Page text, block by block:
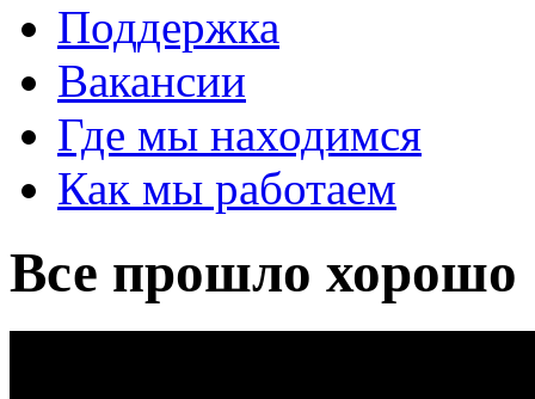
Поддержка
Вакансии
Где мы находимся
Как мы работаем
Все прошло хорошо